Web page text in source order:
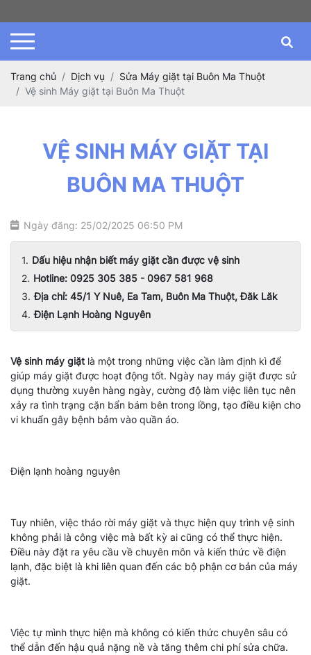
Trang chủ Dịch vụ
Sửa Máy giặt tại Buôn Ma Thuột
Vệ sinh Máy giặt tại Buôn Ma Thuột
VỆ SINH MÁY GIẶT TẠI
BUÔN MA THUỘT
Ngày đăng: 25/02/2025 06:50 PM
Dấu hiệu nhận biết máy giặt cần được vệ sinh
Hotline: 0925 305 385 - 0967 581 968
Địa chỉ: 45/1 Y Nuê, Ea Tam, Buôn Ma Thuột, Đăk Lăk
Điện Lạnh Hoàng Nguyên
Vệ sinh máy giặt là một trong những việc cần làm định kì để
giúp máy giặt được hoạt động tốt. Ngày nay máy giặt được sử
dụng thường xuyên hàng ngày, cường độ làm việc liên tục nên
xảy ra tình trạng cặn bẩn bám bên trong lồng, tạo điều kiện cho
vi khuẩn gây bệnh bảm vào quần áo.
Tuy nhiên, việc tháo rời máy giặt và thực hiện quy trình vệ sinh
không phải là công việc mà bất kỳ ai cũng có thể thực hiện.
Điều này đặt ra yêu cầu về chuyên môn và kiến thức về điện
lạnh, đặc biệt là khi liên quan đến các bộ phận cơ bản của máy
giặt.
Việc tự mình thực hiện mà không có kiến thức chuyên sâu có
thể dẫn đến hậu quả nặng nề và tăng thêm chi phí sửa chữa.